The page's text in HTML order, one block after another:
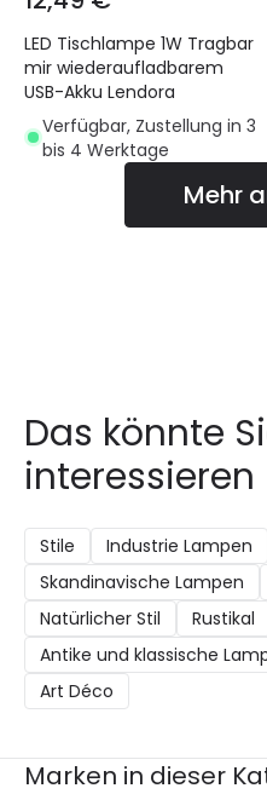
LED Tischlampe 1W Tragbar
mir wiederaufladbarem
USB-Akku Lendora
Verfügbar, Zustellung in 3
bis 4 Werktage
Mehr
Das könnte
interessieren
Stile Industrie Lampen
Skandinavische Lampen
Natürlicher Stil
Rustikal
Antike und klassische
Art Déco
Marken in dieser